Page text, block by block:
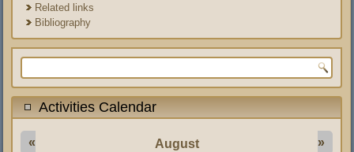
Related links
Bibliography
Search form
Activities Calendar
August
« »